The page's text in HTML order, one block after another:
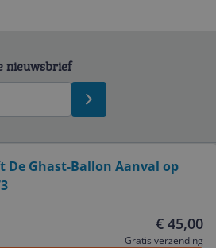
De Ghast-Ballon Aanval op
€ 45,00
Gratis verzending
nieuwsbrief